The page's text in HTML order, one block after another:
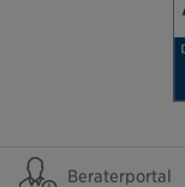
Beraterportal